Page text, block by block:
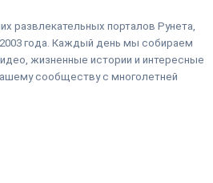
развлекательных порталов Рунета,
года. Каждый день мы собираем
жизненные истории и интересные
сообществу с многолетней